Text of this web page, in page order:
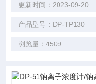
更新时间：2023-09-20
产品型号：DP-TP130
浏览量：4509